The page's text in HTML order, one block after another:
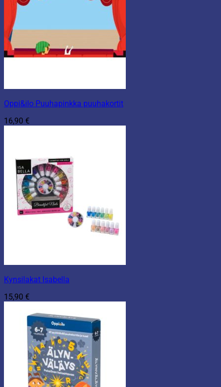
Oppi&ilo Puuhapinkka puuhakortit
16,90 €
Kynsilakat Isabella
15,90 €